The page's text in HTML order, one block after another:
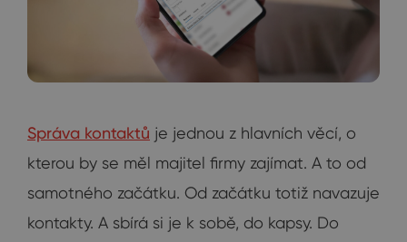
Správa kontaktů je jednou z hlavních věcí, o
kterou by se měl majitel firmy zajímat. A to od
samotného začátku. Od začátku totiž navazuje
kontakty. A sbírá si je k sobě, do kapsy. Do